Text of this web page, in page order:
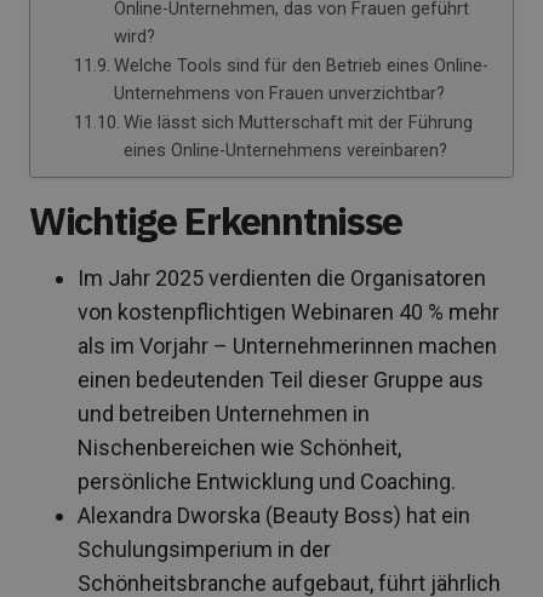
Online-Unternehmen, das von Frauen geführt
wird?
Welche Tools sind für den Betrieb eines Online-
Unternehmens von Frauen unverzichtbar?
Wie lässt sich Mutterschaft mit der Führung
eines Online-Unternehmens vereinbaren?
Wichtige Erkenntnisse
Im Jahr 2025 verdienten die Organisatoren
von kostenpflichtigen Webinaren 40 % mehr
als im Vorjahr – Unternehmerinnen machen
einen bedeutenden Teil dieser Gruppe aus
und betreiben Unternehmen in
Nischenbereichen wie Schönheit,
persönliche Entwicklung und Coaching.
Alexandra Dworska (Beauty Boss) hat ein
Schulungsimperium in der
Schönheitsbranche aufgebaut, führt jährlich